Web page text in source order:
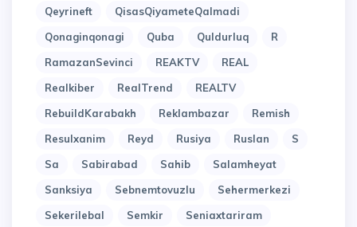
Qeyrineft
QisasQiyameteQalmadi
Qonaginqonagi
Quba Quldurluq
R
RamazanSevinci
REAKTV
REAL
Realkiber
RealTrend
REALTV
RebuildKarabakh
Reklambazar
Remish
Resulxanim
Reyd Rusiya Ruslan
S
Sa
Sabirabad Sahib
Salamheyat
Sanksiya
Sebnemtovuzlu
Sehermerkezi
Sekerilebal
Semkir
Seniaxtariram